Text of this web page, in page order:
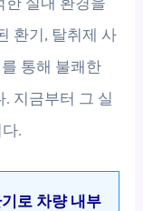
환기, 탈취제 사
통해 불쾌한
지금부터 그 실
.
로 차량 내부